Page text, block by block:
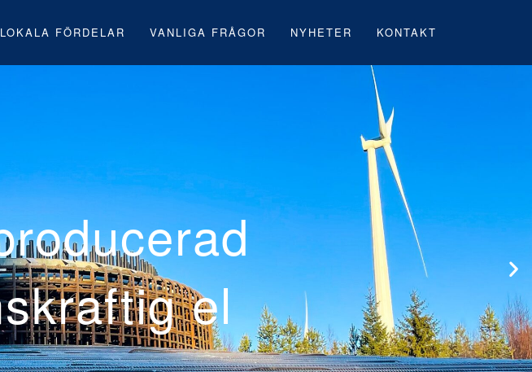
LOKALA FÖRDELAR VANLIGA FRÅGOR NYHETER KONTAKT
Neoens första svenska
vindpark under